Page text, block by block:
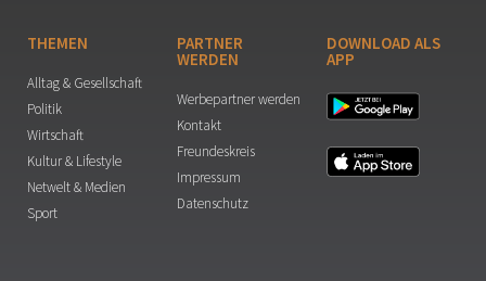
THEMEN
Alltag & Gesellschaft
Politik
Wirtschaft
Kultur & Lifestyle
Netwelt & Medien
Sport
PARTNER
WERDEN
Werbepartner werden
Kontakt
Freundeskreis
Impressum
Datenschutz
DOWNLOAD ALS
APP